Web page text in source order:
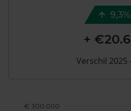
€ 300.000
9,3%
+
Verschil 2025